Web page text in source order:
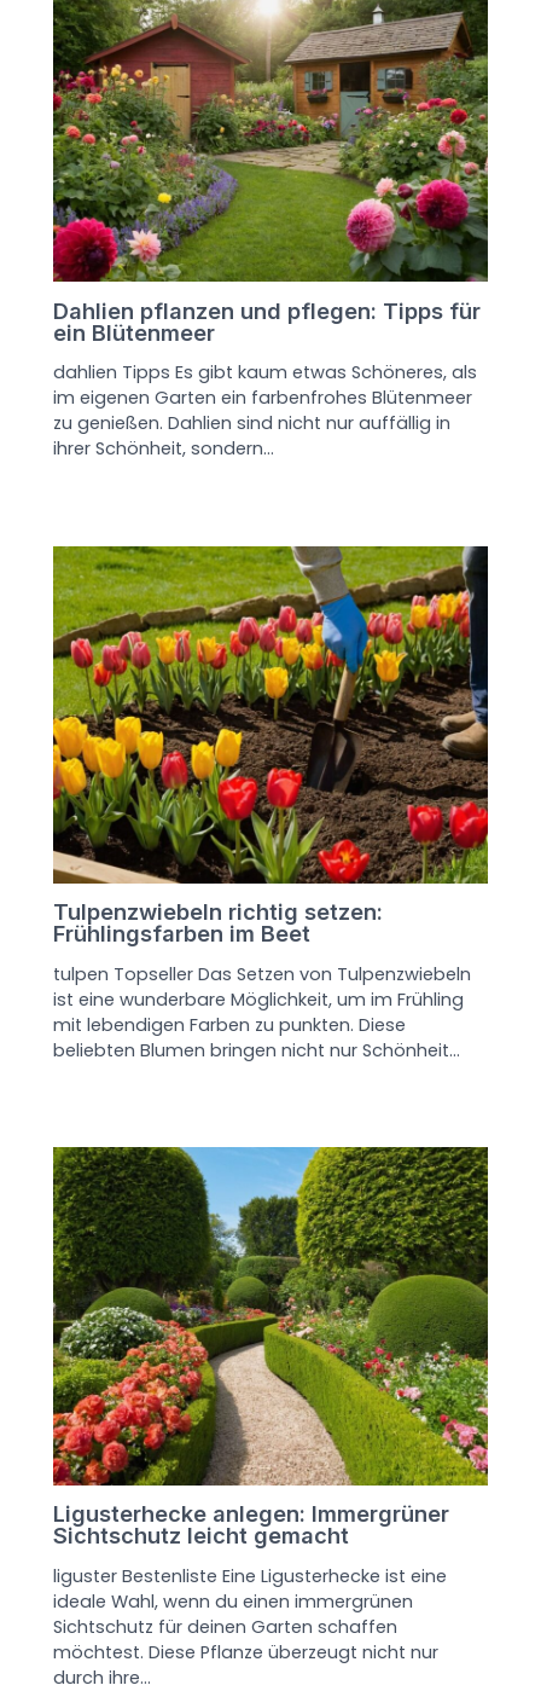
Dahlien pflanzen und pflegen: Tipps für
ein Blütenmeer
dahlien Tipps Es gibt kaum etwas Schöneres, als
im eigenen Garten ein farbenfrohes Blütenmeer
zu genießen. Dahlien sind nicht nur auffällig in
ihrer Schönheit, sondern…
Tulpenzwiebeln richtig setzen:
Frühlingsfarben im Beet
tulpen Topseller Das Setzen von Tulpenzwiebeln
ist eine wunderbare Möglichkeit, um im Frühling
mit lebendigen Farben zu punkten. Diese
beliebten Blumen bringen nicht nur Schönheit…
Ligusterhecke anlegen: Immergrüner
Sichtschutz leicht gemacht
liguster Bestenliste Eine Ligusterhecke ist eine
ideale Wahl, wenn du einen immergrünen
Sichtschutz für deinen Garten schaffen
möchtest. Diese Pflanze überzeugt nicht nur
durch ihre…